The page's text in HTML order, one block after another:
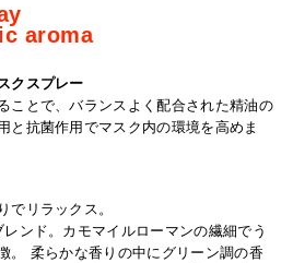
aroma
クスプレー
ことで、バランスよく配合された精油の
と抗菌作用でマスク内の環境を高めま
でリラックス。
ンド。 カモマイルローマンの繊細でう
。 柔らかな香りの中にグリーン調の香